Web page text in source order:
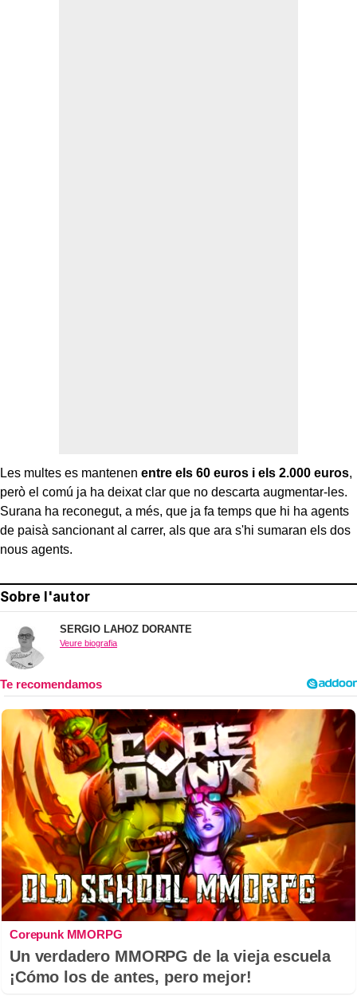
Les multes es mantenen entre els 60 euros i els 2.000 euros,
però el comú ja ha deixat clar que no descarta augmentar-les.
Surana ha reconegut, a més, que ja fa temps que hi ha agents
de paisà sancionant al carrer, als que ara s'hi sumaran els dos
nous agents.
Sobre l'autor
SERGIO LAHOZ DORANTE
Veure biografia
Corepunk MMORPG
Un verdadero MMORPG de la vieja escuela
¡Cómo los de antes, pero mejor!